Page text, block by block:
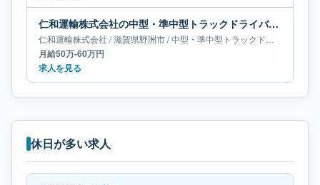
仁和運輸株式会社の中型・準中型トラックドライバー求人｜滋賀県野洲市｜月給50万-60万円
仁和運輸株式会社 /滋賀県野洲市/中型・準中型トラックドライバー
月給50万-60万円
求人を見る
休日が多い求人